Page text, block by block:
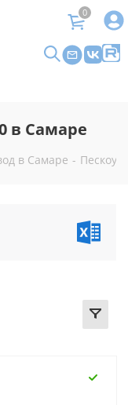
0
в Самаре
в Самаре -